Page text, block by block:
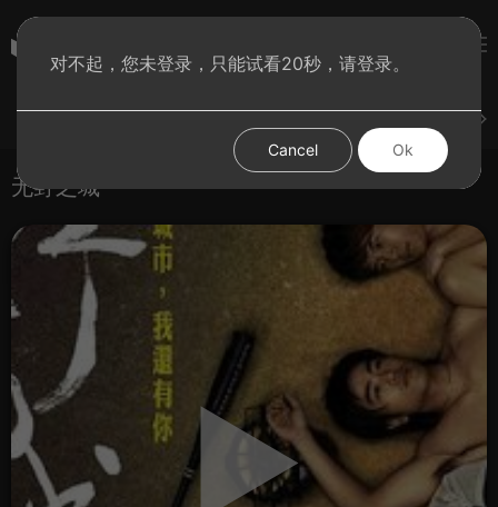
无野之城
对不起，您未登录，只能试看20秒，请登录。
Cancel Ok